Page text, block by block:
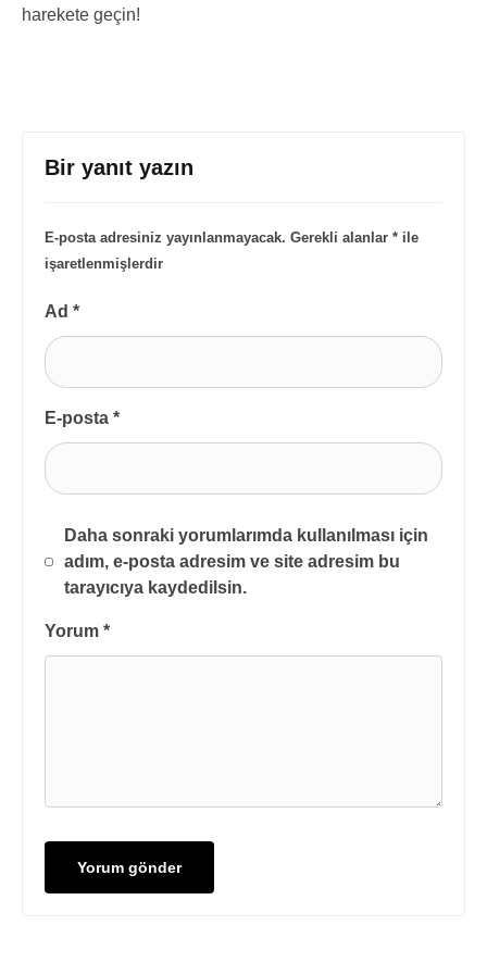
harekete geçin!
Bir yanıt yazın
E-posta adresiniz yayınlanmayacak. Gerekli alanlar * ile
işaretlenmişlerdir
Ad *
E-posta *
Daha sonraki yorumlarımda kullanılması için
adım, e-posta adresim ve site adresim bu
tarayıcıya kaydedilsin.
Yorum *